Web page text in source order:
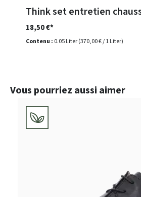
Think set entretien
Contenu : 0.05 Liter(370,00 € / 1 Liter)
18,50 €*
Ignorer la galerie de produits
Vous pourriez aussi aimer